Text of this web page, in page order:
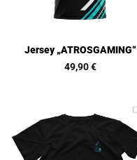
Jersey „ATROSGAMING“
49,90€